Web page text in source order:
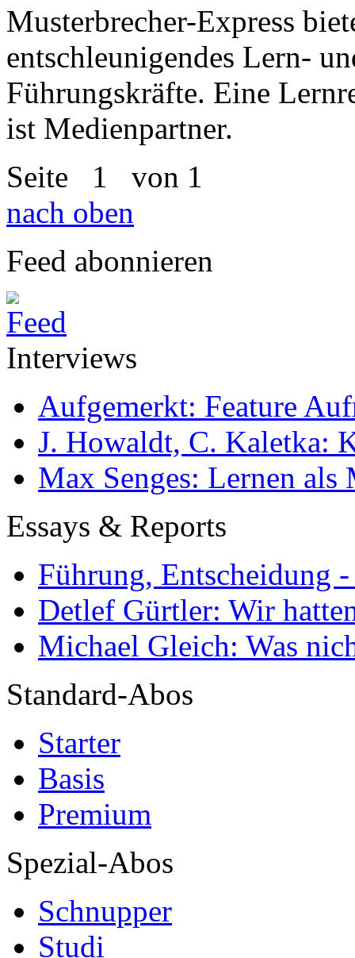
Musterbrecher-Express
entschleunigendes Lern-
Führungskräfte. Eine
ist Medienpartner.
Seite 1 von 1
nach oben
Feed abonnieren
Interviews
Aufgemerkt: Feature
J. Howaldt, C. Kaletka:
Max Senges: Lernen als
Essays & Reports
Führung, Entscheidung
Detlef Gürtler: Wir
Michael Gleich: Was
Standard-Abos
Starter
Basis
Premium
Spezial-Abos
Schnupper
Studi